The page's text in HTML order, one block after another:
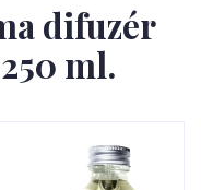
difuzér
ml.